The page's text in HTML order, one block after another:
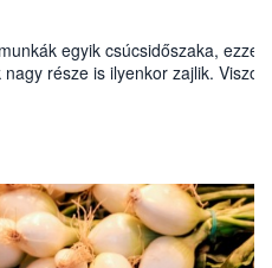
egyik csúcsidőszaka, ezzel
része is ilyenkor zajlik. Viszont
növényeink jelentős